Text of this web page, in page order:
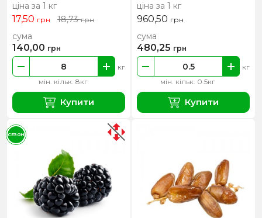
ціна за 1 кг
17,50 грн 18,73грн
мін. кільк. 8кг
кг
сума
140,00 грн
Купити
ціна за 1 кг
960,50 грн
мін. кільк. 0.5кг
кг
сума
480,25 грн
Купити
СЕЗОН